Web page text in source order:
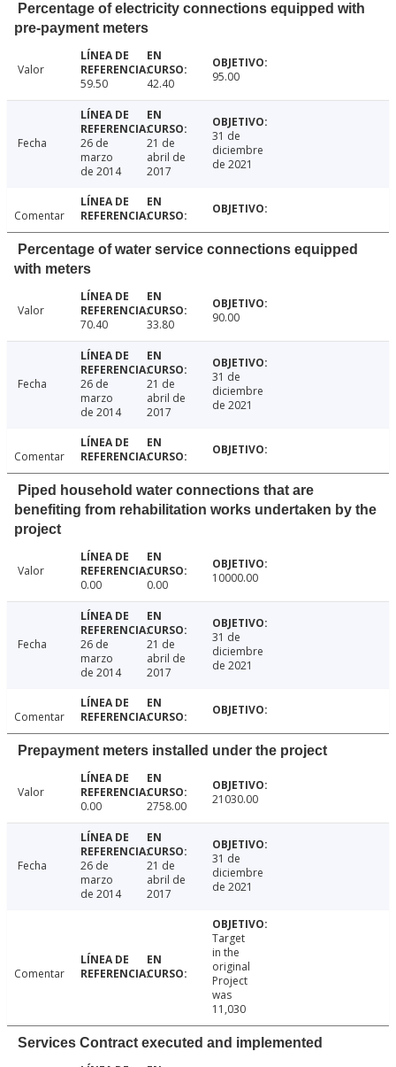
Percentage of electricity connections equipped with
pre-payment meters
Valor
59.50
42.40 95.00
Fecha
26 de
marzo
de 2014
21 de
abril de
2017
31 de
diciembre
de 2021
Comentar
Percentage of water service connections equipped
with meters
Valor
70.40
33.80 90.00
Fecha
26 de
marzo
de 2014
21 de
abril de
2017
31 de
diciembre
de 2021
Comentar
Piped household water connections that are
benefiting from rehabilitation works undertaken by the
project
Valor
0.00
0.00 10000.00
Fecha
26 de
marzo
de 2014
21 de
abril de
2017
31 de
diciembre
de 2021
Comentar
Prepayment meters installed under the project
Valor
0.00
2758.00 21030.00
Fecha
26 de
marzo
de 2014
21 de
abril de
2017
31 de
diciembre
de 2021
Comentar
Target
in the
original
Project
was
11,030
Services Contract executed and implemented